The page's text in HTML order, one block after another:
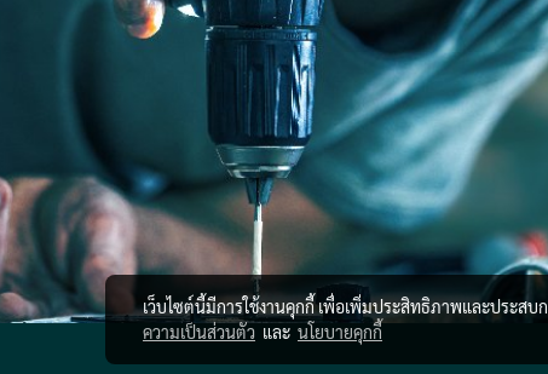
เว็บไซต์นี้มีการใช้งานคุกกี้ เพื่อเพิ่มประสิทธิภาพและประสบ
ความเป็นส่วนตัว และ นโยบายคุกกี้